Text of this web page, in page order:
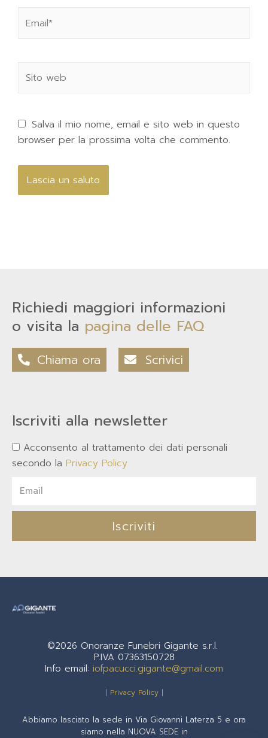
Salva il mio nome, email e sito web in questo
browser per la prossima volta che commento.
Richiedi maggiori informazioni
o visita la pagina delle FAQ
Chiama ora Scrivici
Iscriviti alla newsletter
Acconsento al trattamento dei dati personali
secondo la Privacy Policy
Iscriviti
©2026 Onoranze Funebri Gigante s.r.l.
P.IVA 07363150728
Info email: iofpacucci.gigante@gmail.com
| Privacy Policy |
Abbiamo lasciato la sede in Via Giovanni Laterza 5 e ora
siamo nella NUOVA SEDE in